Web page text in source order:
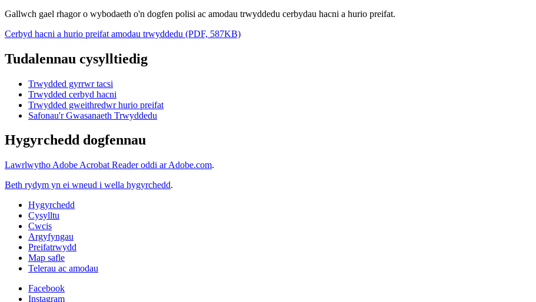
Gallwch gael rhagor o wybodaeth o'n dogfen polisi ac amodau trwyddedu cerbydau hacni a hurio preifat.
Cerbyd hacni a hurio preifat amodau trwyddedu (PDF, 587KB)
Tudalennau cysylltiedig
Trwydded gyrrwr tacsi
Trwydded cerbyd hacni
Trwydded gweithredwr hurio preifat
Safonau'r Gwasanaeth Trwyddedu
Hygyrchedd dogfennau
Lawrlwytho Adobe Acrobat Reader oddi ar Adobe.com.
Beth rydym yn ei wneud i wella hygyrchedd.
Hygyrchedd
Cysylltu
Cwcis
Argyfyngau
Preifatrwydd
Map safle
Telerau ac amodau
Facebook
Instagram